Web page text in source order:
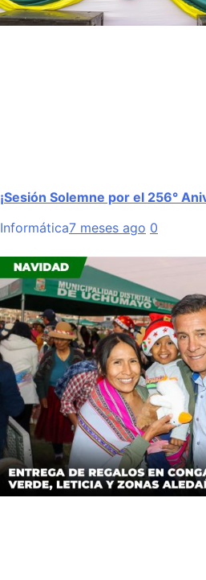
¡Sesión Solemne por el 256°
Informática7 meses ago 0